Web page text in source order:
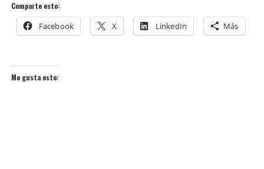
Comparte esto:
Facebook X LinkedIn Más
Me gusta esto: